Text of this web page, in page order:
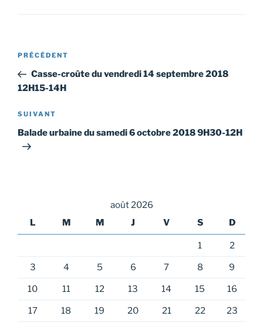
Navigation
l’article
Article
précédent
PRÉCÉDENT
Casse-croûte du vendredi 14 septembre 2018
12H15-14H
Article
suivant
SUIVANT
Balade urbaine du samedi 6 octobre 2018 9H30-12H
août 2026
L
M M J V S D
1 2
3 4 5 6 7 8 9
10 11 12 13 14 15 16
17 18 19 20 21 22 23